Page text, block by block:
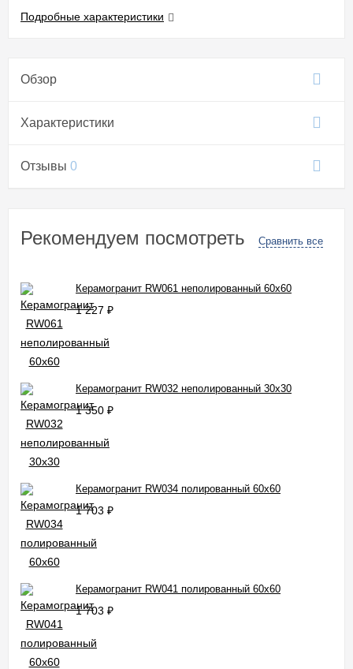
Подробные характеристики
Обзор
Характеристики
Отзывы 0
Рекомендуем посмотреть Сравнить все
Керамогранит RW061 неполированный 60x60
1 227 ₽
Керамогранит RW032 неполированный 30x30
1 350 ₽
Керамогранит RW034 полированный 60x60
1 703 ₽
Керамогранит RW041 полированный 60x60
1 703 ₽